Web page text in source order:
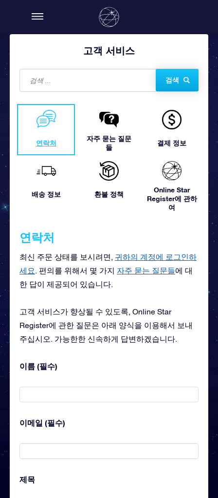
고객 서비스
검색
연락처
자주 묻는 질문
들
결제 정보
배송 정보 환불 정책
Online Star
Register에 관하
여
연락처
최신 주문 상태를 보시려면, 귀하의 계정에 로그인하
세요. 편의를 위해서 몇 가지 자주 묻는 질문들에 대
한 답이 제공되어 있습니다.
고객 서비스가 향상될 수 있도록, Online Star
Register에 관한 질문은 아래 양식을 이용해서 보내
주십시오. 가능한한 신속하게 답변하겠습니다.
이름 (필수)
이메일 (필수)
제목